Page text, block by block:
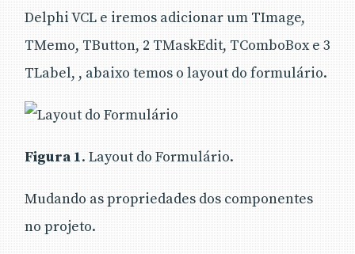
Delphi VCL e iremos adicionar um TImage,
TMemo, TButton, 2 TMaskEdit, TComboBox e 3
TLabel, , abaixo temos o layout do formulário.
Figura 1. Layout do Formulário.
Mudando as propriedades dos componentes
no projeto.